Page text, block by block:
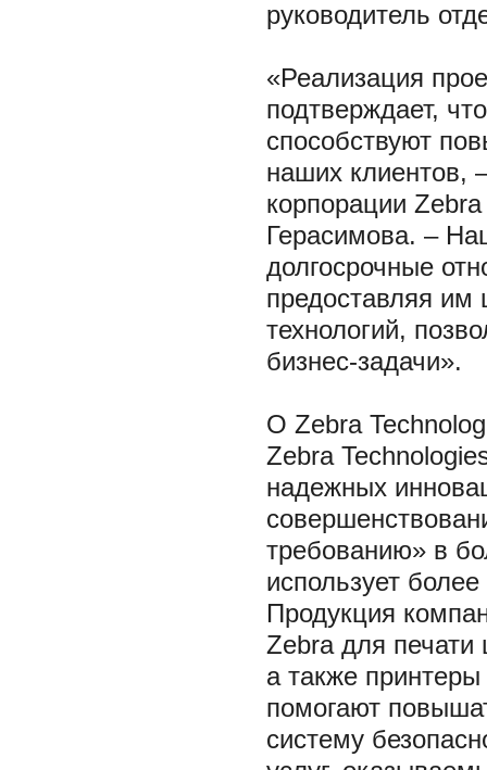
руководитель
«Реализация
подтверждает,
способствуют
наших клиентов,
корпорации
Герасимова. –
долгосрочные
предоставляя им
технологий,
бизнес-задачи».
О Zebra
Zebra
надежных
требованию» в
использует
Продукция
Zebra для печати
а также
помогают
систему